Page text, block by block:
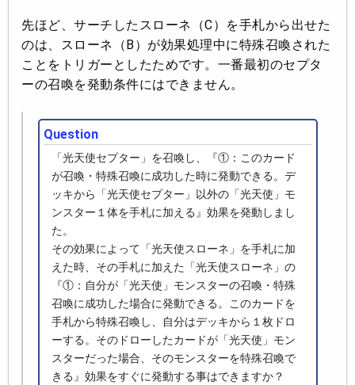
先ほど、サーチしたスローネ（C）を手札から出せた
のは、スローネ（B）が効果処理中に特殊召喚された
ことをトリガーとしたためです。一番最初のセプタ
ーの召喚を発動条件にはできません。
Question
「光天使セプター」を召喚し、『①：このカード
が召喚・特殊召喚に成功した時に発動できる。デ
ッキから「光天使セプター」以外の「光天使」モ
ンスター１体を手札に加える』効果を発動しまし
た。
その効果によって「光天使スローネ」を手札に加
えた時、その手札に加えた「光天使スローネ」の
『①：自分が「光天使」モンスターの召喚・特殊
召喚に成功した場合に発動できる。このカードを
手札から特殊召喚し、自分はデッキから１枚ドロ
ーする。そのドローしたカードが「光天使」モン
スターだった場合、そのモンスターを特殊召喚で
きる』効果をすぐに発動する事はできますか？